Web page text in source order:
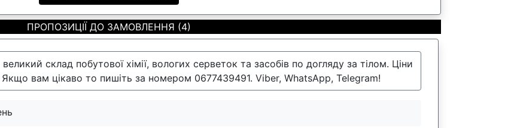
ПРОПОЗИЦІЇ ДО ЗАМОВЛЕННЯ (4)
склад побутової хімії, вологих серветок та засобів по догляду за тілом. Ціни
Якщо вам цікаво то пишіть за номером 0677439491. Viber, WhatsApp, Telegram!